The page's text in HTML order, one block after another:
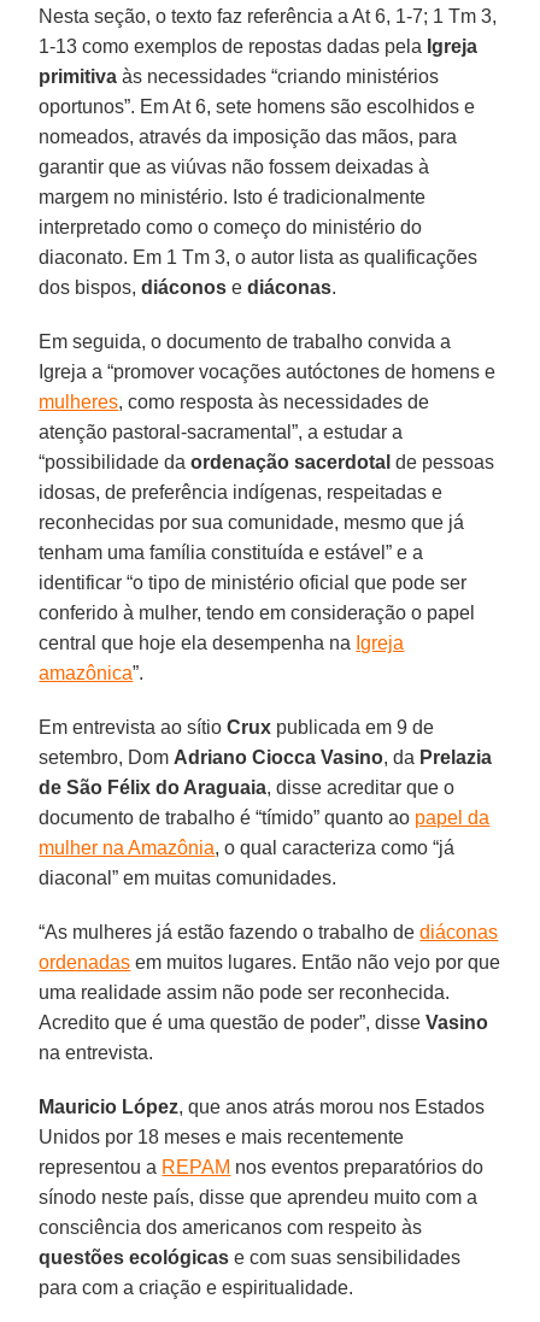
Nesta seção, o texto faz referência a At 6, 1-7; 1 Tm 3,
1-13 como exemplos de repostas dadas pela Igreja
primitiva às necessidades “criando ministérios
oportunos”. Em At 6, sete homens são escolhidos e
nomeados, através da imposição das mãos, para
garantir que as viúvas não fossem deixadas à
margem no ministério. Isto é tradicionalmente
interpretado como o começo do ministério do
diaconato. Em 1 Tm 3, o autor lista as qualificações
dos bispos,diáconos ediáconas.
Em seguida, o documento de trabalho convida a
Igreja a “promover vocações autóctones de homens e
mulheres, como resposta às necessidades de
atenção pastoral-sacramental”, a estudar a
“possibilidade daordenação sacerdotal de pessoas
idosas, de preferência indígenas, respeitadas e
reconhecidas por sua comunidade, mesmo que já
tenham uma família constituída e estável” e a
identificar “o tipo de ministério oficial que pode ser
conferido à mulher, tendo em consideração o papel
central que hoje ela desempenha na Igreja
amazônica”.
Em entrevista ao sítioCrux publicada em 9 de
setembro, Dom Adriano Ciocca Vasino, da Prelazia
de São Félix do Araguaia, disse acreditar que o
documento de trabalho é “tímido” quanto ao papel da
mulher na Amazônia, o qual caracteriza como “já
diaconal” em muitas comunidades.
“As mulheres já estão fazendo o trabalho dediáconas
ordenadas em muitos lugares. Então não vejo por que
uma realidade assim não pode ser reconhecida.
Acredito que é uma questão de poder”, disseVasino
na entrevista.
Mauricio López, que anos atrás morou nos Estados
Unidos por 18 meses e mais recentemente
representou a REPAM nos eventos preparatórios do
sínodo neste país, disse que aprendeu muito com a
consciência dos americanos com respeito às
questões ecológicas e com suas sensibilidades
para com a criação e espiritualidade.